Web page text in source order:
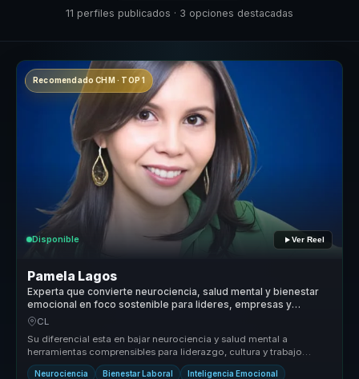
11 perfiles publicados · 3 opciones destacadas
Recomendado CHM · TOP 1
Disponible Ver Reel
Pamela Lagos
Experta que convierte neurociencia, salud mental y bienestar
emocional en foco sostenible para lideres, empresas y
equipos.
CL
Su diferencial esta en bajar neurociencia y salud mental a
herramientas comprensibles para liderazgo, cultura y trabajo
diario. Convierte...
Neurociencia Bienestar Laboral Inteligencia Emocional